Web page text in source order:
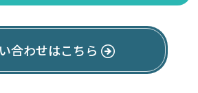
合わせはこちら